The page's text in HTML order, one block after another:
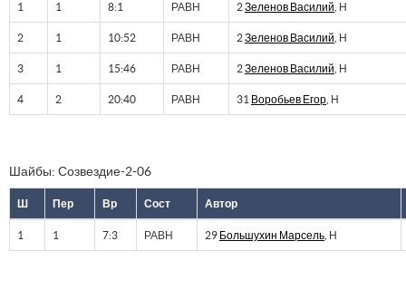
1 1 8:1 РАВН 2Зеленов Василий , Н
2 1 10:52 РАВН 2Зеленов Василий , Н
3 1 15:46 РАВН 2Зеленов Василий , Н
4 2 20:40 РАВН 31 Воробьев Егор , Н
Шайбы: Созвездие-2-06
Ш Пер Вр Сост Автор
1 1 7:3 РАВН 29 Большухин Марсель , Н